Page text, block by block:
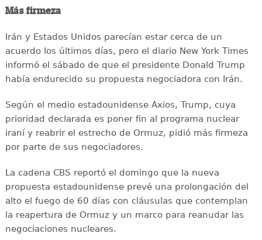
Más firmeza
Irán y Estados Unidos parecían estar cerca de un
acuerdo los últimos días, pero el diario New York Times
informó el sábado de que el presidente Donald Trump
había endurecido su propuesta negociadora con Irán.
Según el medio estadounidense Axios, Trump, cuya
prioridad declarada es poner fin al programa nuclear
iraní y reabrir el estrecho de Ormuz, pidió más firmeza
por parte de sus negociadores.
La cadena CBS reportó el domingo que la nueva
propuesta estadounidense prevé una prolongación del
alto el fuego de 60 días con cláusulas que contemplan
la reapertura de Ormuz y un marco para reanudar las
negociaciones nucleares.